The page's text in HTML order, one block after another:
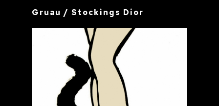
Gruau / Stockings Dior